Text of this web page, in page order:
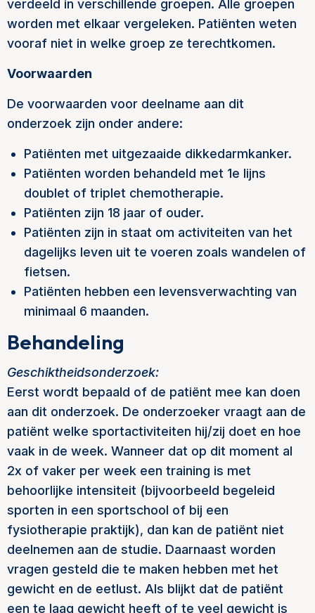
verdeeld in verschillende groepen. Alle groepen
worden met elkaar vergeleken. Patiënten weten
vooraf niet in welke groep ze terechtkomen.
Voorwaarden
De voorwaarden voor deelname aan dit
onderzoek zijn onder andere:
Patiënten met uitgezaaide dikkedarmkanker.
Patiënten worden behandeld met 1e lijns
doublet of triplet chemotherapie.
Patiënten zijn 18 jaar of ouder.
Patiënten zijn in staat om activiteiten van het
dagelijks leven uit te voeren zoals wandelen of
fietsen.
Patiënten hebben een levensverwachting van
minimaal 6 maanden.
Behandeling
Geschiktheidsonderzoek:
Eerst wordt bepaald of de patiënt mee kan doen
aan dit onderzoek. De onderzoeker vraagt aan de
patiënt welke sportactiviteiten hij/zij doet en hoe
vaak in de week. Wanneer dat op dit moment al
2x of vaker per week een training is met
behoorlijke intensiteit (bijvoorbeeld begeleid
sporten in een sportschool of bij een
fysiotherapie praktijk), dan kan de patiënt niet
deelnemen aan de studie. Daarnaast worden
vragen gesteld die te maken hebben met het
gewicht en de eetlust. Als blijkt dat de patiënt
een te laag gewicht heeft of te veel gewicht is